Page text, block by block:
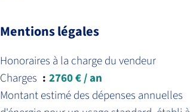
Mentions légales
Honoraires à la charge du vendeur
Charges
2760 € / an
Montant estimé des dépenses annuelles